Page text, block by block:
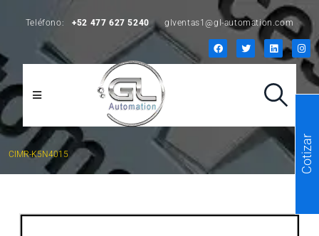
Teléfono: +52 477 627 5240 glventas1@gl-automation.com
CIMR-K5N4015 Cotizar